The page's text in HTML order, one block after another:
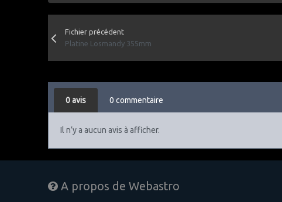
Fichier précédent
Platine Losmandy 355mm
0 avis 0 commentaire
Il n’y a aucun avis à afficher.
A propos de Webastro